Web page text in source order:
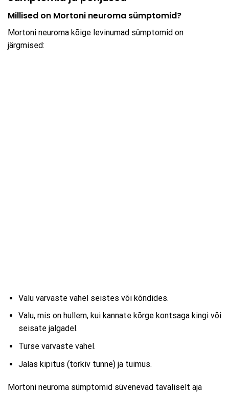
Millised on Mortoni neuroma sümptomid?
Mortoni neuroma kõige levinumad sümptomid on
järgmised:
Valu varvaste vahel seistes või kõndides.
Valu, mis on hullem, kui kannate kõrge kontsaga kingi või
seisate jalgadel.
Turse varvaste vahel.
Jalas kipitus (torkiv tunne) ja tuimus.
Mortoni neuroma sümptomid süvenevad tavaliselt aja